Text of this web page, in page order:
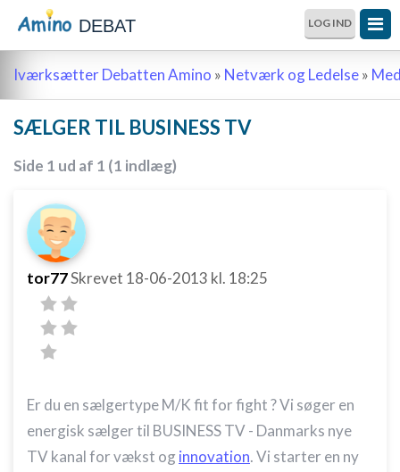
DEBAT LOG IND
Iværksætter Debatten Amino » Netværk og Ledelse»
SÆLGER TIL BUSINESS TV
Side 1 ud af 1 (1 indlæg)
tor77Skrevet 18-06-2013 kl. 18:25
Er du en sælgertype M/K fit for fight ? Vi søger en
energisk sælger til BUSINESS TV - Danmarks nye
TV kanal for vækst og innovation. Vi starter en ny